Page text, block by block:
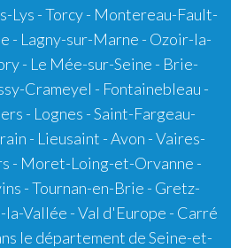
Lys - Torcy - Montereau-Fault-
- Lagny-sur-Marne - Ozoir-la-
- Le Mée-sur-Seine - Brie-
Crameyel - Fontainebleau -
- Lognes - Saint-Fargeau-
- Lieusaint - Avon - Vaires-
- Moret-Loing-et-Orvanne -
- Tournan-en-Brie - Gretz-
Vallée - Val d'Europe - Carré
le département de Seine-et-